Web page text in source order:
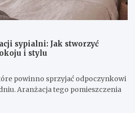
sypialni: Jak stworzyć
i stylu
powinno sprzyjać odpoczynkowi
Aranżacja tego pomieszczenia